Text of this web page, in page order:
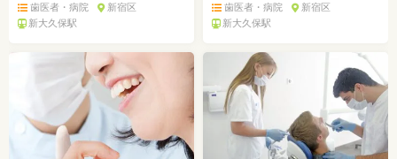
歯医者・病院
新宿区
新大久保駅
歯医者・病院
新宿区
新大久保駅